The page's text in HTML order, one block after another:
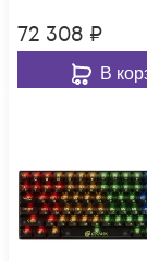
72 308 ₽
В